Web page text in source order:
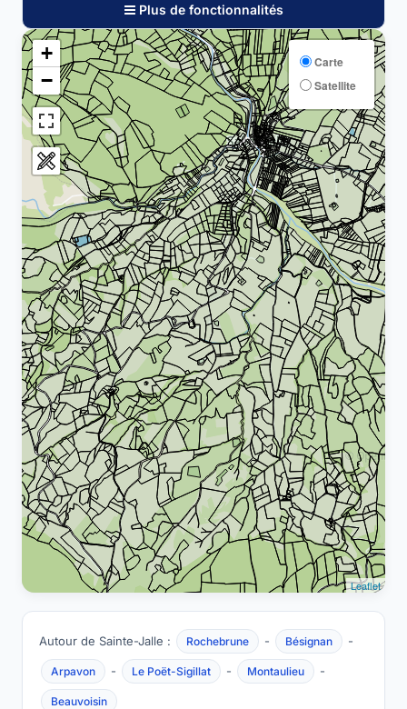
Plus de fonctionnalités
+
−
Carte
Satellite
Leaflet
Autour de Sainte-Jalle : Rochebrune - Bésignan -
Arpavon - Le Poët-Sigillat - Montaulieu -
Beauvoisin